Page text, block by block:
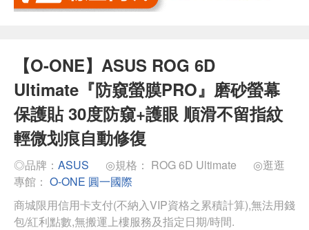
【O-ONE】ASUS ROG 6D
Ultimate『防窺螢膜PRO』磨砂螢幕
保護貼 30度防窺+護眼 順滑不留指紋
輕微划痕自動修復
◎品牌： ASUS ◎規格： ROG 6D Ultimate
◎逛逛
專館： O-ONE 圓一國際
商城限用信用卡支付(不納入VIP資格之累積計算),無法用錢
包/紅利點數,無搬運上樓服務及指定日期/時間.